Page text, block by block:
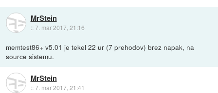
MrStein
::7. mar 2017, 21:16
memtest86+ v5.01 je tekel 22 ur (7 prehodov) brez napak, na
source sistemu.
MrStein
::7. mar 2017, 21:41